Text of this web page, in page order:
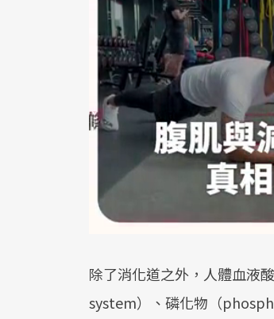
除了消化道之外，人體血液
system）、磷化物（